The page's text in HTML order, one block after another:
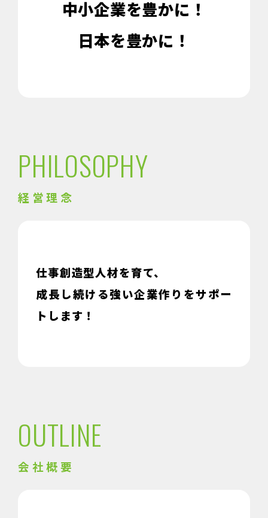
中小企業を豊かに！
日本を豊かに！
PHILOSOPHY
経営理念
仕事創造型人材を育て、
成長し続ける強い企業作りをサポー
トします！
OUTLINE
会社概要